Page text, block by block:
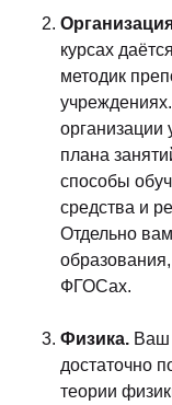
курсах
методик
организации
плана
способы
средства и
Отдельно
ФГОСах.
Физика. Ваш
достаточно
теории